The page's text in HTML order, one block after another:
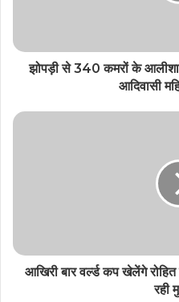
झोपड़ी से 340 कमरों के
आदिवासी
आखिरी बार वर्ल्ड कप खेलेंगे
रही